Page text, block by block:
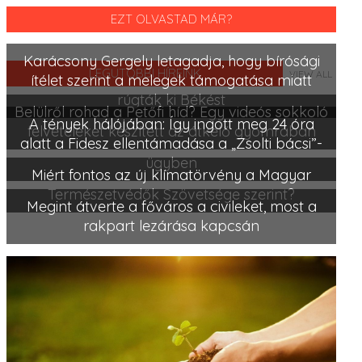
EZT OLVASTAD MÁR?
LEGUTÓBBI HÍREINK VIEW ALL
Karácsony Gergely letagadja, hogy bírósági
ítélet szerint a melegek támogatása miatt
rúgták ki Békést
Belülről rohad a Petőfi híd? Egy videós sokkoló
felvételeket készített az átkelő gyomrában
A tények hálójában: Így ingott meg 24 óra
alatt a Fidesz ellentámadása a „Zsolti bácsi”-
ügyben
Miért fontos az új klímatörvény a Magyar
Természetvédők Szövetsége szerint?
Megint átverte a főváros a civileket, most a
rakpart lezárása kapcsán